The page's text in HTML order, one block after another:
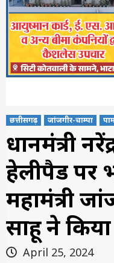
छत्तीसगढ़ जांजगीर-चाम्पा
प्रधानमंत्री
हेलीपैड पर
महामंत्री
साहू ने
April 25, 2024